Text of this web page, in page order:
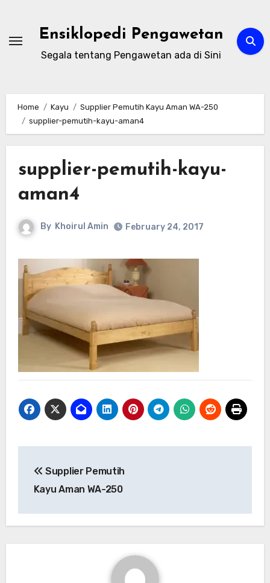
content
Ensiklopedi Pengawetan
Segala tentang Pengawetan ada di Sini
Home Kayu
Supplier Pemutih Kayu Aman WA-250
supplier-pemutih-kayu-aman4
supplier-pemutih-kayu-
aman4
By Khoirul Amin February 24, 2017
navigation
Supplier Pemutih
Kayu Aman WA-250